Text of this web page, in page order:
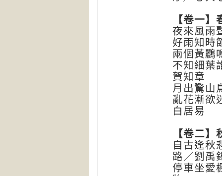
【卷一
夜來風雨
好雨知時
兩個黃鸝
不知細葉
賀知章
月出驚山
亂花漸欲
白居易
【卷二
自古逢秋
路／劉禹
停車坐愛